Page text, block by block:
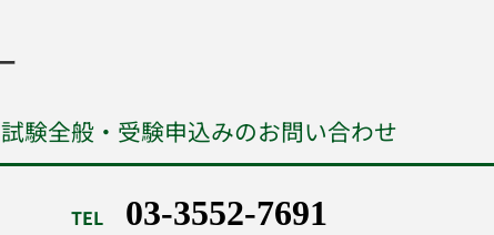
試験全般・受験申込みのお問い合わせ
TEL 03-3552-7691